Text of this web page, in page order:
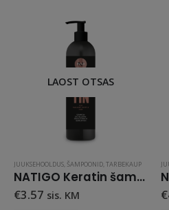
LAOST OTSAS
JUUKSEHOOLDUS, ŠAMPOONID,TARBEKAUP
NATIGO Keratin šampoon 500 ml
€3.57 sis. KM €